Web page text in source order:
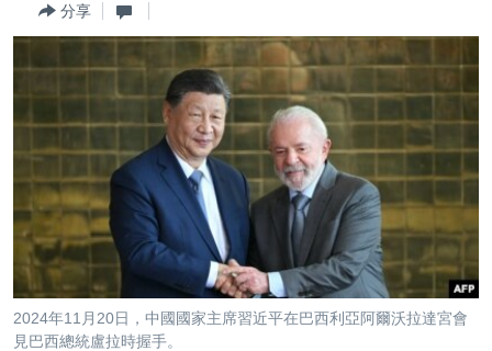
跳
轉
到
海外港人
揭謊頻道
中國
國際
經貿
視頻
每日視頻新聞
音頻
分享
2024年11月20日，中國國家主席習近平在巴西利亞阿爾沃拉達宮會
見巴西總統盧拉時握手。